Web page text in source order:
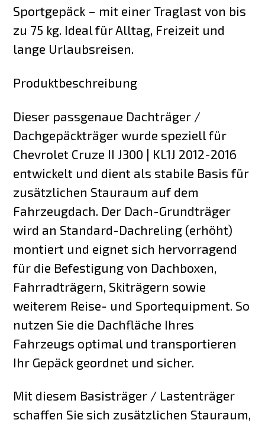
Sportgepäck – mit einer Traglast von bis
zu 75 kg. Ideal für Alltag, Freizeit und
lange Urlaubsreisen.
Produktbeschreibung
Dieser passgenaue Dachträger /
Dachgepäckträger wurde speziell für
Chevrolet Cruze II J300 | KL1J 2012-2016
entwickelt und dient als stabile Basis für
zusätzlichen Stauraum auf dem
Fahrzeugdach. Der Dach-Grundträger
wird an Standard-Dachreling (erhöht)
montiert und eignet sich hervorragend
für die Befestigung von Dachboxen,
Fahrradträgern, Skiträgern sowie
weiterem Reise- und Sportequipment. So
nutzen Sie die Dachfläche Ihres
Fahrzeugs optimal und transportieren
Ihr Gepäck geordnet und sicher.
Mit diesem Basisträger / Lastenträger
schaffen Sie sich zusätzlichen Stauraum,